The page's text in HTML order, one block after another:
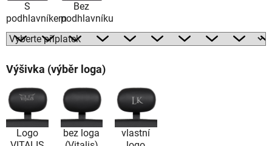
S
podhlavníkem
Bez
podhlavníku
Výšivka (výběr loga)
Logo
bez loga
vlastní